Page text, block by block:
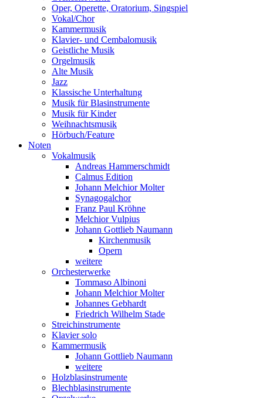
Oper, Operette, Oratorium, Singspiel
Vokal/Chor
Kammermusik
Klavier- und Cembalomusik
Geistliche Musik
Orgelmusik
Alte Musik
Jazz
Klassische Unterhaltung
Musik für Blasinstrumente
Musik für Kinder
Weihnachtsmusik
Hörbuch/Feature
Noten
Vokalmusik
Andreas Hammerschmidt
Calmus Edition
Johann Melchior Molter
Synagogalchor
Franz Paul Kröhne
Melchior Vulpius
Johann Gottlieb Naumann
Kirchenmusik
Opern
weitere
Orchesterwerke
Tommaso Albinoni
Johann Melchior Molter
Johannes Gebhardt
Friedrich Wilhelm Stade
Streichinstrumente
Klavier solo
Kammermusik
Johann Gottlieb Naumann
weitere
Holzblasinstrumente
Blechblasinstrumente